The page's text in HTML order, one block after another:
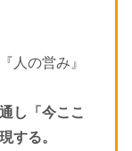
人の営み』
し「今ここ
する。